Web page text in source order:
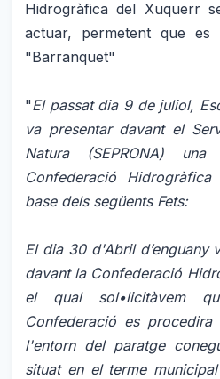
Hidrogràfica del Xuquerr
actuar, permetent que
"Barranquet"
"El passat dia 9 de juliol,
va presentar davant el
Natura (SEPRONA)
Confederació
base dels següents Fets:
El dia 30 d'Abril d’enguany
davant la Confederació
el qual sol•licitàvem
Confederació es
l'entorn del paratge
situat en el terme